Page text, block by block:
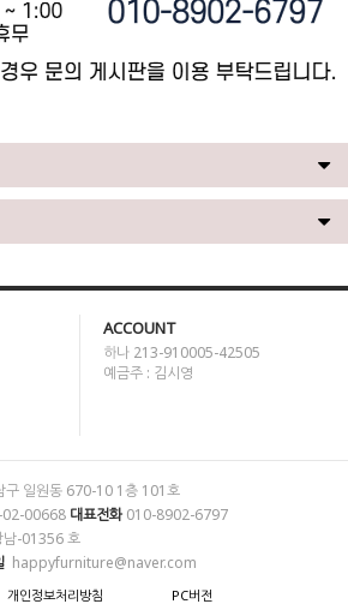
ACCOUNT
하나 213-910005-42505
예금주 : 김시영
구 일원동 670-10 1층 101호
00668 대표전화 010-8902-6797
-01356 호
happyfurniture@naver.com
개인정보처리방침 PC버전